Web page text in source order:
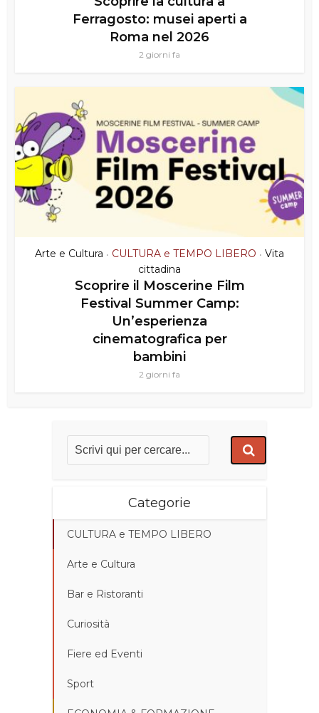
Ferragosto: musei aperti a
Roma nel 2026
2 giorni fa
Arte e Cultura • CULTURA e TEMPO LIBERO • Vita
cittadina
Scoprire il Moscerine Film
Festival Summer Camp:
Un’esperienza
cinematografica per
bambini
2 giorni fa
Categorie
CULTURA e TEMPO LIBERO
Arte e Cultura
Bar e Ristoranti
Curiosità
Fiere ed Eventi
Sport